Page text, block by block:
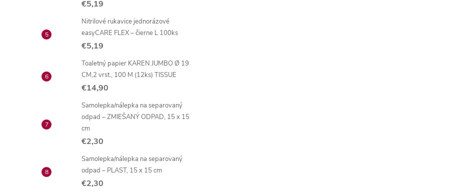
€5,19
Nitrilové rukavice jednorázové
easyCARE FLEX – čierne L 100ks
€5,19
Toaletný papier KAREN JUMBO Ø 19
CM,2 vrst., 100 M (12ks) TISSUE
€14,90
Samolepka/nálepka na separovaný
odpad – ZMIEŠANÝ ODPAD, 15 x 15
cm
€2,30
Samolepka/nálepka na separovaný
odpad – PLAST, 15 x 15 cm
€2,30